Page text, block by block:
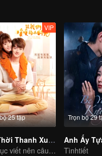
hiến sức mình cho ngành
25 tập
VIP
Gửi Thời Thanh Xuân Ấm Áp Của Chúng Ta
Tiếp tục viết nên câu chuyện của tuổi thanh xuân ngọt ngào ấm áp
Trọn bộ 29
Tìnhtiết